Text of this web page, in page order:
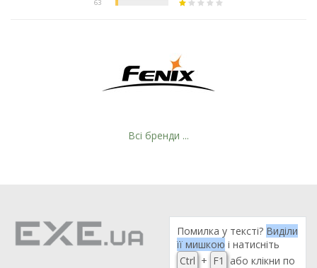
974
90
Всі бренди ...
Помилка у тексті? Виділи
її мишкою і натисніть
Ctrl + F1
або клікни по